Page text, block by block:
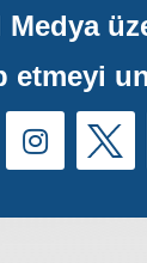
Medya
etmeyi